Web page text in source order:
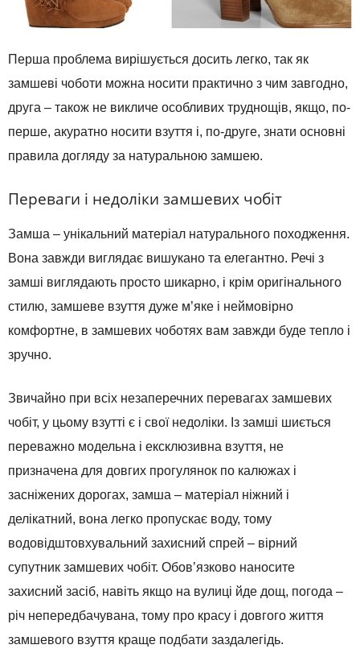
Перша проблема вирішується досить легко, так як
замшеві чоботи можна носити практично з чим завгодно,
друга – також не викличе особливих труднощів, якщо, по-
перше, акуратно носити взуття і, по-друге, знати основні
правила догляду за натуральною замшею.
Переваги і недоліки замшевих чобіт
Замша – унікальний матеріал натурального походження.
Вона завжди виглядає вишукано та елегантно. Речі з
замші виглядають просто шикарно, і крім оригінального
стилю, замшеве взуття дуже м’яке і неймовірно
комфортне, в замшевих чоботях вам завжди буде тепло і
зручно.
Звичайно при всіх незаперечних перевагах замшевих
чобіт, у цьому взутті є і свої недоліки. Із замші шиється
переважно модельна і ексклюзивна взуття, не
призначена для довгих прогулянок по калюжах і
засніжених дорогах, замша – матеріал ніжний і
делікатний, вона легко пропускає воду, тому
водовідштовхувальний захисний спрей – вірний
супутник замшевих чобіт. Обов’язково наносите
захисний засіб, навіть якщо на вулиці йде дощ, погода –
річ непередбачувана, тому про красу і довгого життя
замшевого взуття краще подбати заздалегідь.